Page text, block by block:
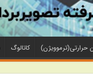
حرارتی(ترموویژن) کاتالوگ